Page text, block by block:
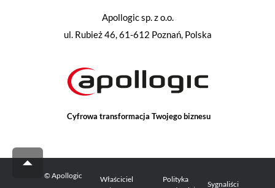
Cyfrowa transformacja Twojego biznesu
Apollogic sp. z o.o.
ul. Rubież 46, 61-612 Poznań, Polska
© Apollogic
Właściciel
Polityka
Sygnaliści